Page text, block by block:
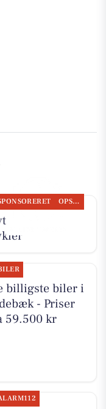
OPSLAGSTAVLEN
fra Per P.
billigste biler i
- Priser
59.500 kr